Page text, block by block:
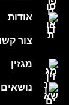
אודות
צור
מגזין
נושאים